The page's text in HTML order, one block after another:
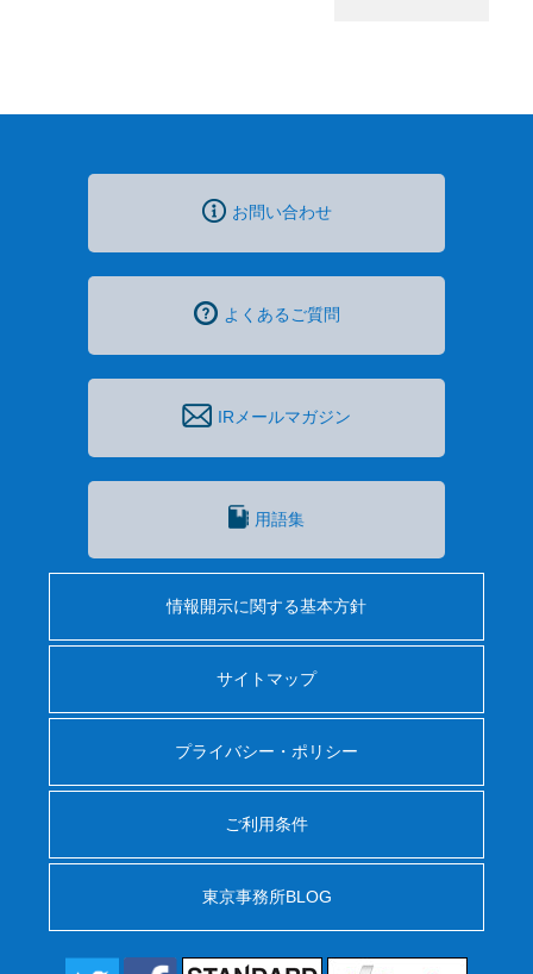
お問い合わせ
よくあるご質問
IRメールマガジン
用語集
情報開示に関する基本方針
サイトマップ
プライバシー・ポリシー
ご利用条件
東京事務所BLOG